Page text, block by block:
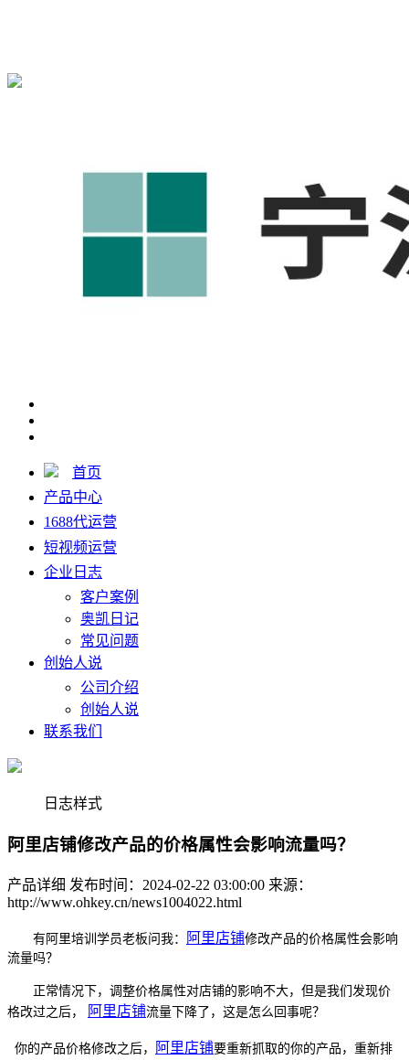
首页
产品中心
1688代运营
短视频运营
企业日志
客户案例
奥凯日记
常见问题
创始人说
公司介绍
创始人说
联系我们
日志样式
阿里店铺修改产品的价格属性会影响流量吗？
产品详细 发布时间：2024-02-22 03:00:00 来源：
http://www.ohkey.cn/news1004022.html
有阿里培训 学员老板问我： 阿里店铺修改产品的价格属性会影响
流量吗？
正常情况下，调整价格属性对店铺的影响不大，但是我们发现价
格改过之后，
阿里店铺流量下降了，这是怎么回事呢？
你的产品价格修改之后， 阿里店铺要重新抓取的你的产品，重新排